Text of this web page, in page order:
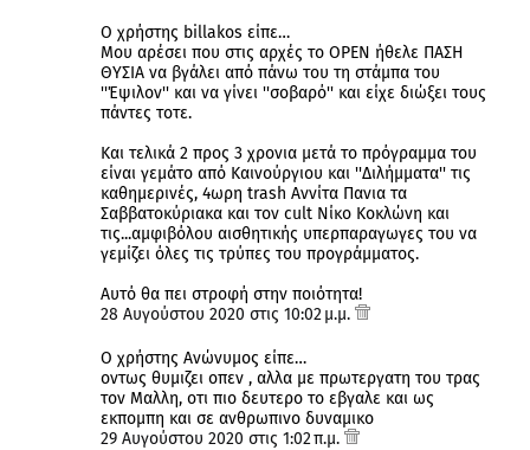
Ο χρήστης billakos είπε…
Μου αρέσει που στις αρχές το OPEN ήθελε ΠΑΣΗ
ΘΥΣΙΑ να βγάλει από πάνω του τη στάμπα του
''Έψιλον'' και να γίνει ''σοβαρό'' και είχε διώξει τους
πάντες τοτε.
Και τελικά 2 προς 3 χρονια μετά το πρόγραμμα του
είναι γεμάτο από Καινούργιου και ''Διλήμματα'' τις
καθημερινές, 4ωρη trash Αννίτα Πανια τα
Σαββατοκύριακα και τον cult Νίκο Κοκλώνη και
τις...αμφιβόλου αισθητικής υπερπαραγωγες του να
γεμίζει όλες τις τρύπες του προγράμματος.
Αυτό θα πει στροφή στην ποιότητα!
28 Αυγούστου 2020 στις 10:02 μ.μ.
Ο χρήστης Ανώνυμος είπε…
οντως θυμιζει οπεν , αλλα με πρωτεργατη του τρας
τον Μαλλη, οτι πιο δευτερο το εβγαλε και ως
εκπομπη και σε ανθρωπινο δυναμικο
29 Αυγούστου 2020 στις 1:02 π.μ.